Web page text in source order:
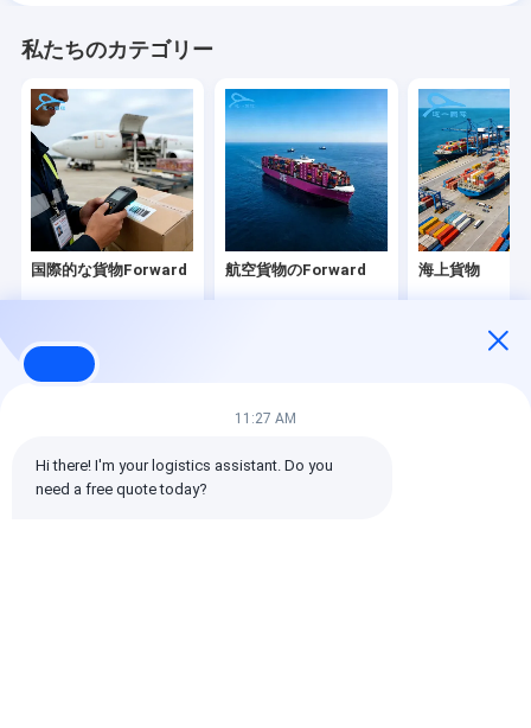
私たちのカテゴリー
国際的な貨物Forward 航空貨物のForward 海上貨物
プライバシーポリシー規約
品質
国際的な貨物Forward
DAOYI INTERNATIONAL LOGISTICS CO., LTD.. All Rights Reserved.
11:27 AM
Hi there! I'm your logistics assistant. Do you
need a free quote today?